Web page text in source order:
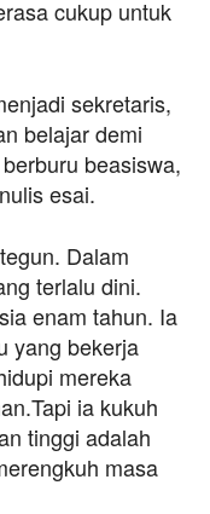
cukup untuk
sekretaris,
belajar demi
beasiswa,
esai.
Dalam
terlalu dini.
enam tahun. Ia
yang bekerja
mereka
ia kukuh
tinggi adalah
masa